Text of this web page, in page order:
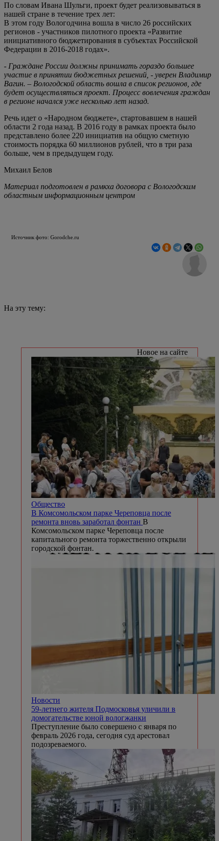
По словам Ивана Шульги, проект будет реализовываться в
нашей стране в течение трех лет:
В этом году Вологодчина вошла в число 26 российских
регионов - участников пилотного проекта «Развитие
инициативного бюджетирования в субъектах Российской
Федерации в 2016-2018 годах».
- Граждане России должны принимать гораздо большее
участие в принятии бюджетных решений, - уверен Владимир
Вагин. – Вологодской область вошла в список регионов, где
будет осуществляться проект. Процесс вовлечения граждан
в регионе начался уже несколько лет назад.
Речь идет о «Народном бюджете», стартовавшем в нашей
области 2 года назад. В 2016 году в рамках проекта было
представлено более 220 инициатив на общую сметную
стоимость порядка 60 миллионов рублей, что в три раза
больше, чем в предыдущем году.
Михаил Белов
Материал подготовлен в рамкха договора с Вологодским
областным информационным центром
Источник фото: Gorodche.ru
На эту тему:
Новое на сайте
Общество
В Комсомольском парке Череповца после
ремонта вновь заработал фонтан В
Комсомольском парке Череповца после
капитального ремонта торжественно открыли
городской фонтан.
Новости
59-летнего жителя Подмосковья уличили в
домогательстве юной вологжанки
Преступление было совершено с января по
февраль 2026 года, сегодня суд арестовал
подозреваемого.